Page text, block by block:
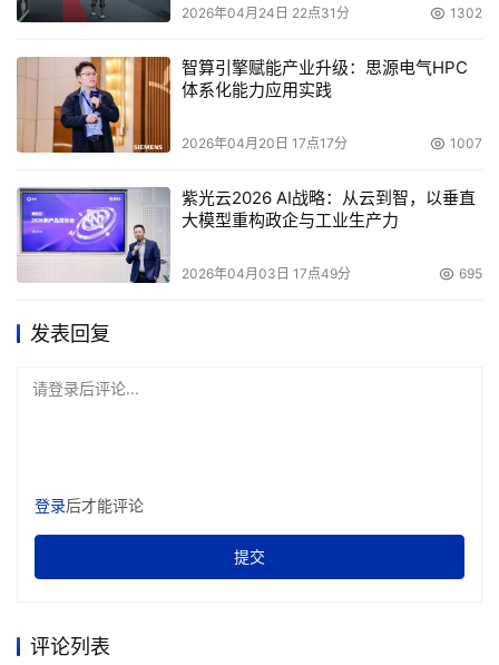
2026年04月24日 22点31分 1302
智算引擎赋能产业升级：思源电气HPC
体系化能力应用实践
2026年04月20日 17点17分 1007
紫光云2026 AI战略：从云到智，以垂直
大模型重构政企与工业生产力
2026年04月03日 17点49分 695
发表回复
请登录后评论...
登录后才能评论
提交
评论列表